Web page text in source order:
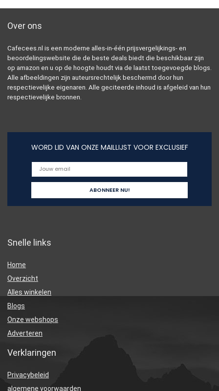
Over ons
Cafecees.nl is een moderne alles-in-één prijsvergelijkings- en
beoordelingswebsite die de beste deals biedt die beschikbaar zijn
op amazon en u op de hoogte houdt via de laatst toegevoegde blogs.
Alle afbeeldingen zijn auteursrechtelijk beschermd door hun
respectievelijke eigenaren. Alle geciteerde inhoud is afgeleid van hun
respectievelijke bronnen.
WORD LID VAN ONZE MAILLIJST VOOR EXCLUSIEF
Snelle links
Home
Overzicht
Alles winkelen
Blogs
Onze webshops
Adverteren
Verklaringen
Privacybeleid
algemene voorwaarden